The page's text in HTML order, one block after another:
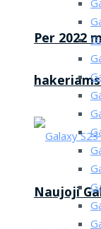
Per 2022
Naujoji